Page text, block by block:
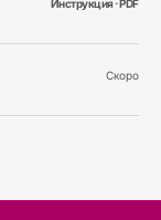
Инструкция · PDF
Скоро